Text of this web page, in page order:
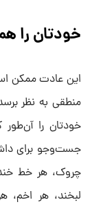
خودتان را
این عادت ممکن
منطقی به نظر
خودتان را
جست‌و‌جو برای
چروک، هر خط
لبخند، هر